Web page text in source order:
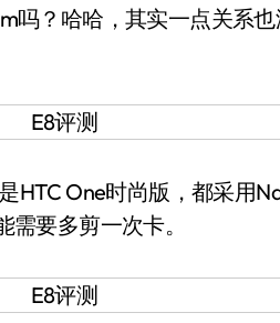
吗？哈哈，其实一点关系
One时尚版，都采用
要多剪一次卡。